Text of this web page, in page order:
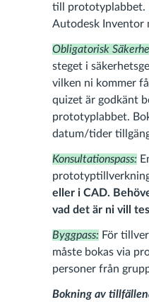
till prototyplabbet.
Autodesk Inventor
Obligatorisk
steget i
vilken ni kommer
quizet är godkänt
prototyplabbet.
datum/tider
Konsultationspass:
eller i CAD.
vad det är ni vill
Byggpass: För
måste bokas via
personer från
Bokning av